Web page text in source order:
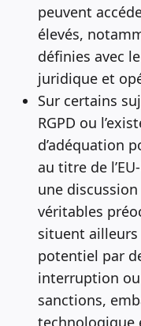
peuvent
élevés,
définies avec
juridique et
Sur certains
RGPD ou
d’adéquation
au titre de
une
véritables
situent
potentiel par
interruption
sanctions,
technologique